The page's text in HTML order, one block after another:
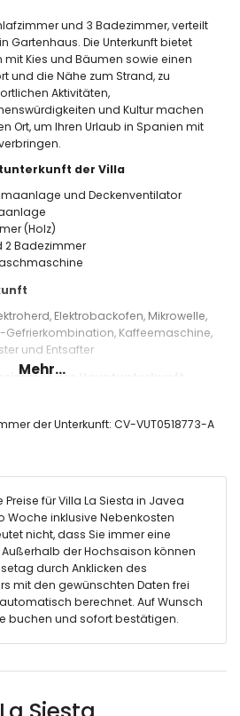
und 3 Badezimmer, verteilt
Gartenhaus. Die Unterkunft bietet
mit Kies und Bäumen sowie einen
und die Nähe zum Strand, zu
Aktivitäten,
und Kultur machen
Ort, um Ihren Urlaub in Spanien mit
der Villa
und Deckenventilator
(Holz)
2 Badezimmer
Elektrobackofen, Mikrowelle,
Gefrierkombination, Kaffeemaschine,
und Entsafter
der Hauptunterkunft
Dusche, Bidet und
2 Einzelbetten (Maße 200 x
en-suite Badezimmer
mit Einzelwaschbecken, Dusche und
Mehr...
der Unterkunft: CV-VUT0518773-A
Preise für Villa La Siesta in Javea
Woche inklusive Nebenkosten
nicht, dass Sie immer eine
der Hochsaison können
durch Anklicken des
mit den gewünschten Daten frei
berechnet. Auf Wunsch
buchen und sofort bestätigen.